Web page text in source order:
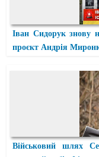
Іван Сидорук знову
проєкт Андрія
Військовий шлях